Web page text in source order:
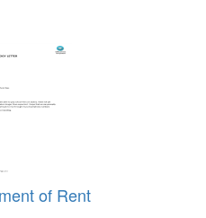
of Rent